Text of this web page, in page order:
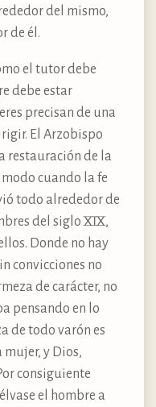
del mismo,
de él.
el tutor debe
debe estar
precisan de una
El Arzobispo
restauración de la
cuando la fe
todo alrededor de
del siglo XIX,
Donde no hay
convicciones no
de carácter, no
pensando en lo
de todo varón es
mujer, y Dios,
consiguiente
el hombre a